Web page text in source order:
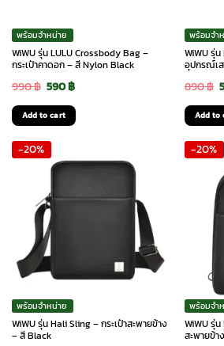
พร้อมจำหน่าย
WiWU รุ่น LULU Crossbody Bag –
กระเป๋าคาดอก – สี Nylon Black
990฿ Original
price
was:
990 ฿.
590฿Current
price
is:
Add to cart
พร้อมจำ
WiWU รุ่
อุปกรณ์เ
890฿
Add to
-20%
พร้อมจำหน่าย
WiWU รุ่น Hali Sling – กระเป๋าสะพายข้าง
– สี Black
-20%
พร้อมจำ
WiWU รุ่
สะพายข้า